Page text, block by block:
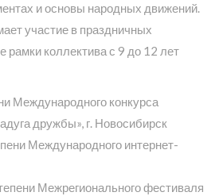
и основы народных движений.
участие в праздничных
рамки коллектива с 9 до 12 лет
Международного конкурса
дружбы», г. Новосибирск
Международного интернет-
Межрегионального фестиваля